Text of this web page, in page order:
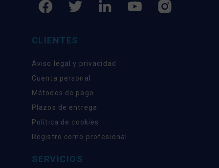
CLIENTES
Aviso legal y privacidad
Cuenta personal
Métodos de pago
Plazos de entrega
Política de cookies
Registro como profesional
SERVICIOS